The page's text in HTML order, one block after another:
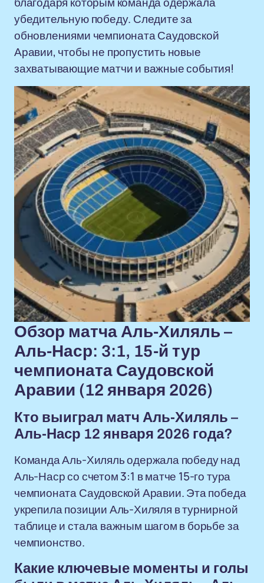
убедительную победу. Следите за
обновлениями чемпионата Саудовской
Аравии, чтобы не пропустить новые
захватывающие матчи и важные события!
Обзор матча Аль-Хиляль –
Аль-Наср: 3:1, 15-й тур
чемпионата Саудовской
Аравии (12 января 2026)
Кто выиграл матч Аль-Хиляль –
Аль-Наср 12 января 2026 года?
Команда Аль-Хиляль одержала победу над
Аль-Наср со счетом 3:1 в матче 15-го тура
чемпионата Саудовской Аравии. Эта победа
укрепила позиции Аль-Хиляля в турнирной
таблице и стала важным шагом в борьбе за
чемпионство.
Какие ключевые моменты и голы